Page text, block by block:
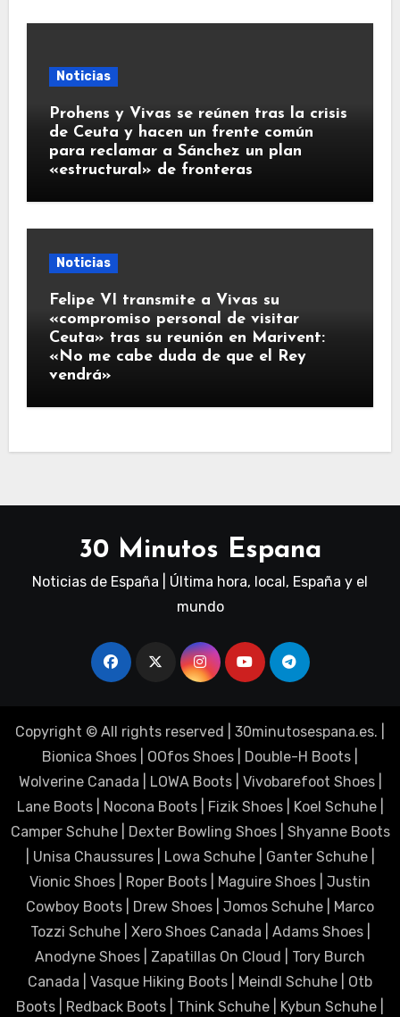
Noticias
Prohens y Vivas se reúnen tras la crisis
de Ceuta y hacen un frente común
para reclamar a Sánchez un plan
«estructural» de fronteras
Noticias
Felipe VI transmite a Vivas su
«compromiso personal de visitar
Ceuta» tras su reunión en Marivent:
«No me cabe duda de que el Rey
vendrá»
30 Minutos Espana
Noticias de España | Última hora, local, España y el
mundo
Copyright © All rights reserved 30minutosespana.es. |
Bionica Shoes
OOfos Shoes Double-H Boots
Wolverine Canada
LOWA Boots| Vivobarefoot Shoes|
Lane Boots| Nocona Boots| Fizik Shoes| Koel Schuhe|
Camper Schuhe| Dexter Bowling Shoes| Shyanne Boots
Unisa Chaussures| Lowa Schuhe| Ganter Schuhe
Vionic Shoes
Roper Boots Maguire Shoes
Justin
Cowboy Boots
Drew Shoes Jomos Schuhe
Marco
Tozzi Schuhe| Xero Shoes Canada Adams Shoes|
Anodyne Shoes
Zapatillas On Cloud
Tory Burch
Canada
Vasque Hiking Boots Meindl Schuhe
Otb
Boots
Redback Boots Think Schuhe Kybun Schuhe